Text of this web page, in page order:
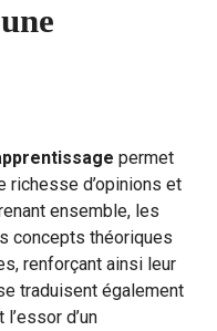
permet
richesse d’opinions et
ensemble, les
concepts théoriques
renforçant ainsi leur
traduisent également
d’un